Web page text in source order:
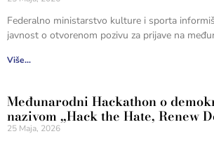
Federalno ministarstvo kulture i sporta
javnost o otvorenom pozivu za prijave na
Više...
Međunarodni Hackathon o
nazivom „Hack the Hate, Renew
25 Maja, 2026